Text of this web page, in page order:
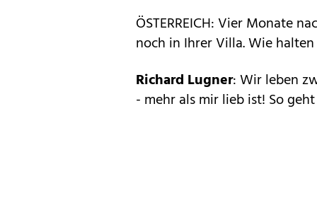
ÖSTERREICH: Vier Monate
noch in Ihrer Villa. Wie
Richard Lugner: Wir leben
- mehr als mir lieb ist! So